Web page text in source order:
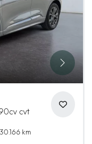
cvt
30.166 km